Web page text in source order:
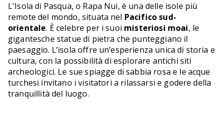
L'Isola di Pasqua, o Rapa Nui, è una delle isole più
remote del mondo, situata nel Pacifico sud-
orientale. È celebre per i suoi misteriosi moai, le
gigantesche statue di pietra che punteggiano il
paesaggio. L’isola offre un’esperienza unica di storia e
cultura, con la possibilità di esplorare antichi siti
archeologici. Le sue spiagge di sabbia rosa e le acque
turchesi invitano i visitatori a rilassarsi e godere della
tranquillità del luogo.